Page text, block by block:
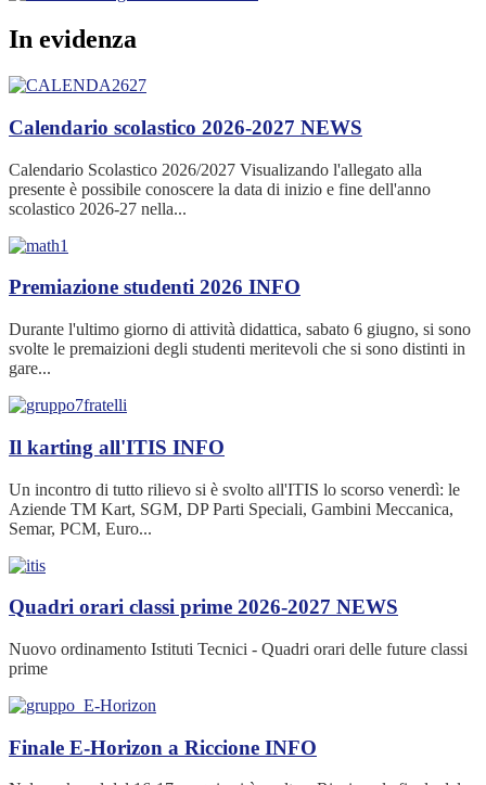
In evidenza
Calendario scolastico 2026-2027 NEWS
Calendario Scolastico 2026/2027 Visualizando l'allegato alla
presente è possibile conoscere la data di inizio e fine dell'anno
scolastico 2026-27 nella...
Premiazione studenti 2026 INFO
Durante l'ultimo giorno di attività didattica, sabato 6 giugno, si sono
svolte le premaizioni degli studenti meritevoli che si sono distinti in
gare...
Il karting all'ITIS INFO
Un incontro di tutto rilievo si è svolto all'ITIS lo scorso venerdì: le
Aziende TM Kart, SGM, DP Parti Speciali, Gambini Meccanica,
Semar, PCM, Euro...
Quadri orari classi prime 2026-2027 NEWS
Nuovo ordinamento Istituti Tecnici - Quadri orari delle future classi
prime
Finale E-Horizon a Riccione INFO